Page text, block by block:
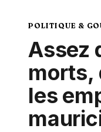
POLITIQUE &
Assez
morts,
les